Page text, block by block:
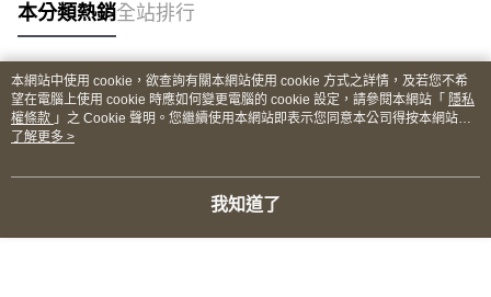
本分類熱銷全站排行
熱門標籤
本網站中使用 cookie，欲查詢有關本網站使用 cookie 方式之詳情，及若您不希
望在電腦上使用 cookie 時應如何變更電腦的 cookie 設定，請參閱本網站「 隱私
權條款 」之 Cookie 聲明。您繼續使用本網站即表示您同意本公司得按本網站使
用條款之 Cookie 聲明使用 cookie。
了解更多 >
我知道了